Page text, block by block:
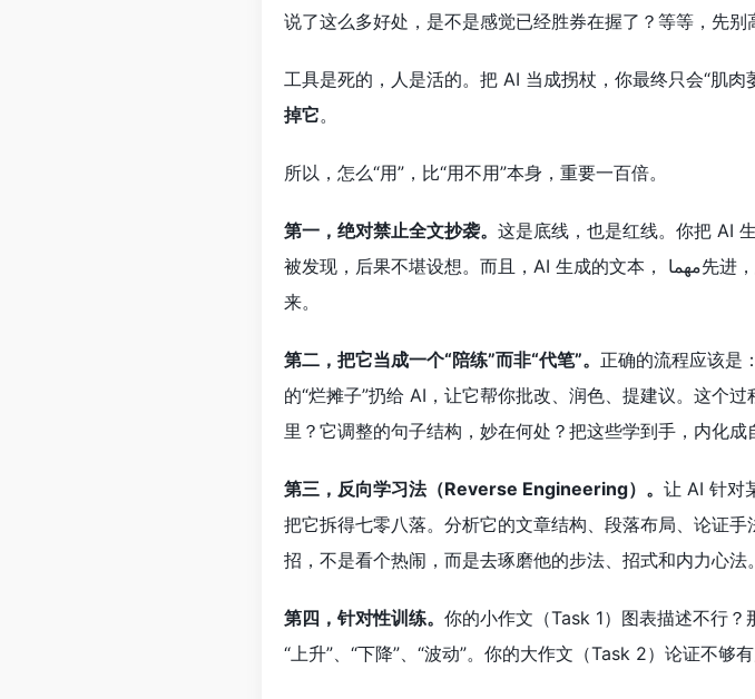
说了这么多好处，是不是感觉已经胜券在握了？等等，先别
工具是死的，人是活的。把 AI 当成拐杖，你最终只会“肌肉
掉它。
所以，怎么“用”，比“用不用”本身，重要一百倍。
第一，绝对禁止全文抄袭。 这是底线，也是红线。你把 AI
被发现，后果不堪设想。而且，AI 生成的文本， مهما先进，总有一种“AI味”，缺乏真实的人类情感和独特的个人印记。有经验的考官，一眼就能看出
来。
第二，把它当成一个“陪练”而非“代笔”。 正确的流程应该是
的“烂摊子”扔给 AI，让它帮你批改、润色、提建议。这个
里？它调整的句子结构，妙在何处？把这些学到手，内化成
第三，反向学习法（Reverse Engineering）。 让 AI 针对
把它拆得七零八落。分析它的文章结构、段落布局、论证
招，不是看个热闹，而是去琢磨他的步法、招式和内力心法。
第四，针对性训练。 你的小作文（Task 1）图表描述不行
“上升”、“下降”、“波动”。你的大作文（Task 2）论证不